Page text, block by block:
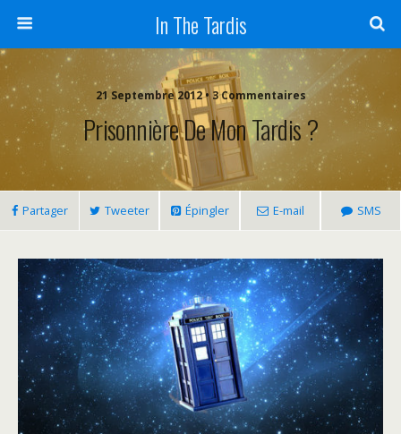
In The Tardis
21 Septembre 2012 • 3 Commentaires
Prisonnière De Mon Tardis ?
Partager Tweeter Épingler E-mail SMS